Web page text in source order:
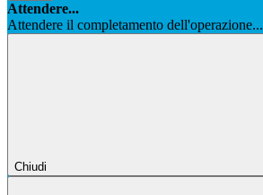
Attendere...
Attendere il completamento dell'operazione...
Chiudi